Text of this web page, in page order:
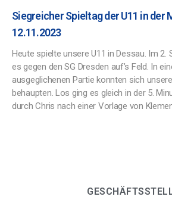
Siegreicher Spieltag der U11 in der
12.11.2023
Heute spielte unsere U11 in Dessau. Im 2.
es gegen den SG Dresden auf’s Feld. In
ausgeglichenen Partie konnten sich
behaupten. Los ging es gleich in der 5.
durch Chris nach einer Vorlage von